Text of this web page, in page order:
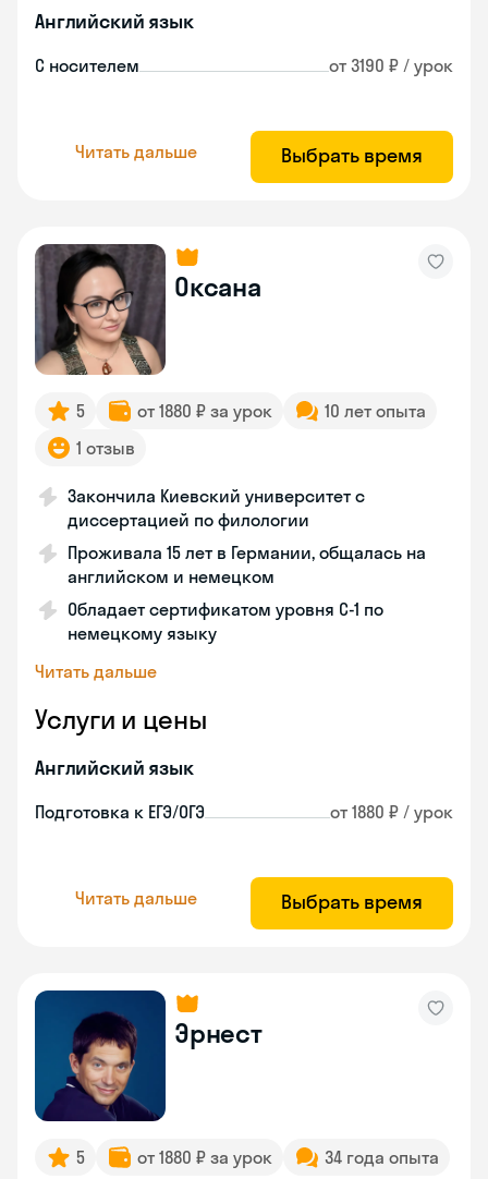
Английский язык
С носителем от 3190 ₽ / урок
Читать дальше Выбрать время
Оксана
5 от 1880 ₽ за урок
10 лет опыта
1 отзыв
Закончила Киевский университет с
диссертацией по филологии
Проживала 15 лет в Германии, общалась на
английском и немецком
Обладает сертификатом уровня C-1 по
немецкому языку
Читать дальше
Услуги и цены
Английский язык
Подготовка к ЕГЭ/ОГЭ от 1880 ₽ / урок
Читать дальше Выбрать время
Эрнест
5 от 1880 ₽ за урок 34 года опыта